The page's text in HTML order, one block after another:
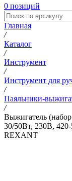
0 позиций
Главная
/
Каталог
/
Инструмент
/
Инструмент для
/
Паяльники-
/
Выжигатель
30/50Вт, 230В, 420-
REXANT